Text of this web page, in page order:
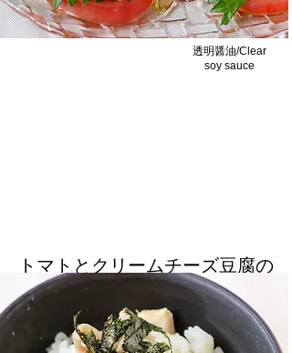
透明醤油/Clear
soy sauce
トマトとクリームチーズ豆腐の
和風カプレーゼ/Japanese style
Caprese with Tomatoes and
Cream Cheese